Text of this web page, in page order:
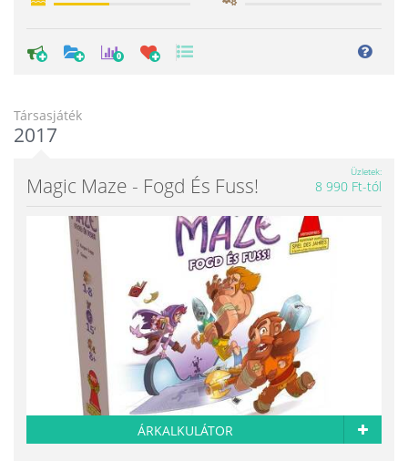
0
Társasjáték
2017
Magic Maze - Fogd És Fuss!
Üzletek
8 990 Ft-tól
ÁRKALKULÁTOR